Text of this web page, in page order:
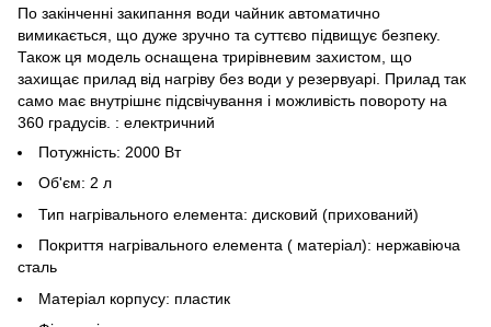
По закінченні закипання води чайник автоматично
вимикається, що дуже зручно та суттєво підвищує безпеку.
Також ця модель оснащена трирівневим захистом, що
захищає прилад від нагріву без води у резервуарі. Прилад так
само має внутрішнє підсвічування і можливість повороту на
360 градусів. : електричний
Потужність: 2000 Вт
Об'єм: 2 л
Тип нагрівального елемента: дисковий (прихований)
Покриття нагрівального елемента ( матеріал): нержавіюча
сталь
Матеріал корпусу: пластик